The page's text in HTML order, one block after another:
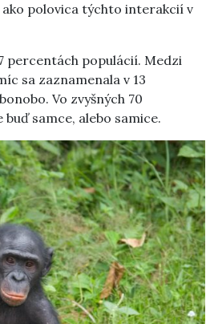
polovica týchto interakcií v
percentách populácií. Medzi
sa zaznamenala v 13
Vo zvyšných 70
samce, alebo samice.